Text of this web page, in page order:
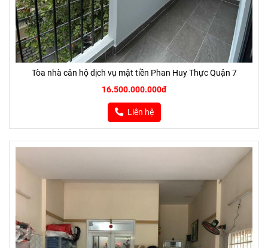
Tòa nhà căn hộ dịch vụ mặt tiền Phan Huy Thực Quận 7
16.500.000.000đ
Liên hệ